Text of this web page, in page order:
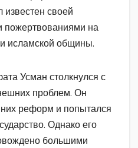
своей
на
исламской общины.
Усман столкнулся с
проблем. Он
реформ и попытался
Однако его
большими